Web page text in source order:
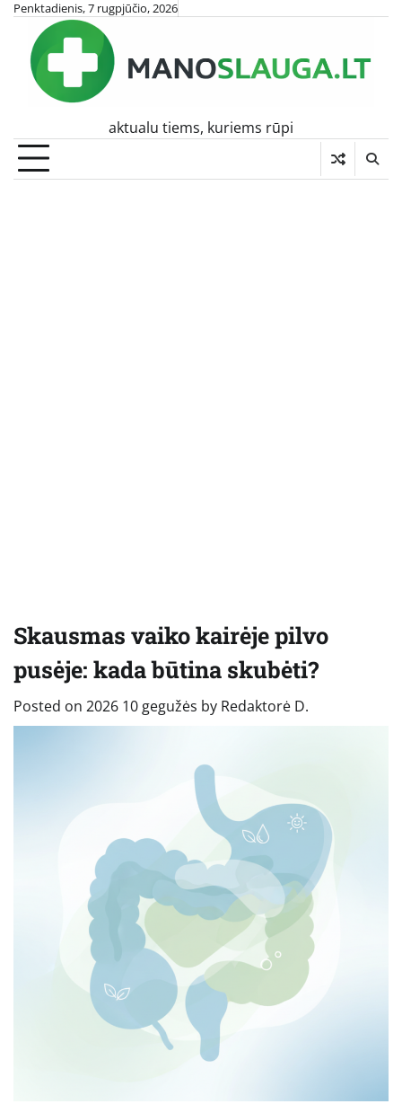
Skip
content
Penktadienis, 7 rugpjūčio, 2026
aktualu tiems, kuriems rūpi
Skausmas vaiko kairėje pilvo
pusėje: kada būtina skubėti?
Posted on 2026 10 gegužės by Redaktorė D.